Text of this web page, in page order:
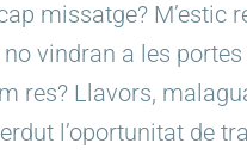
missatge? M’estic
vindran a les
res? Llavors,
l’oportunitat de